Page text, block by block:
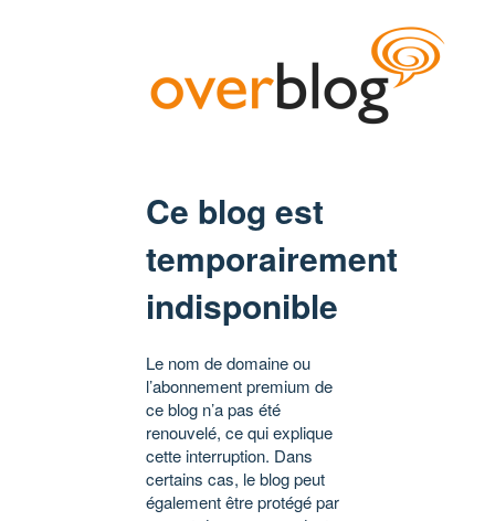
Ce blog est
temporairement
indisponible
Le nom de domaine ou
l’abonnement premium de
ce blog n’a pas été
renouvelé, ce qui explique
cette interruption. Dans
certains cas, le blog peut
également être protégé par